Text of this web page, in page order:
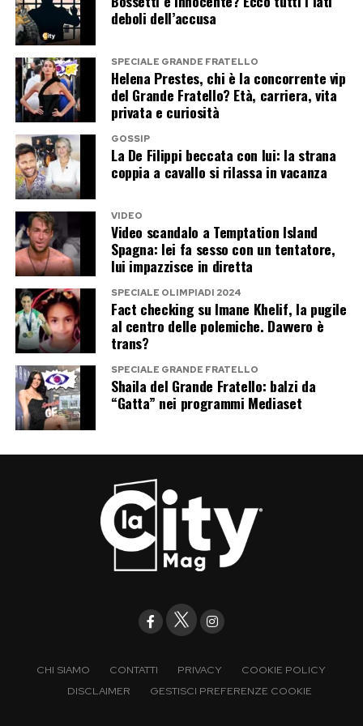
Un matrimonio italiano ancora top
secret
Gli elementi ufficiali, per ora, finiscono alle
pubblicazioni. La scelta della Toscana e la
celebrazione alla fine di settembre restano
indiscrezioni, sebbene riportate da diverse fonti.
La coppia non ha comunicato né la data precisa
né la location e sembra intenzionata a
proteggere il matrimonio dalla curiosità che
accompagna ogni sua apparizione.
Anche sull’abito Dove Cameron ha lasciato
trapelare soltanto qualche indicazione. In alcune
interviste ha spiegato di non desiderare un look
nuziale troppo tradizionale e di voler scegliere
qualcosa capace di rappresentarla davvero,
senza trasformare la cerimonia nell’ennesima
interpretazione costruita per il pubblico.
Tra pubblicazioni affisse, una possibile tenuta
toscana e una proposta arrivata nel momento
meno glamour possibile, il matrimonio tra la
star americana e il cantante romano promette di
deboli dell’accusa
SPECIALE GRANDE FRATELLO
Helena Prestes, chi è la concorrente vip
del Grande Fratello? Età, carriera, vita
privata e curiosità
GOSSIP
La De Filippi beccata con lui: la strana
coppia a cavallo si rilassa in vacanza
VIDEO
Video scandalo a Temptation Island
Spagna: lei fa sesso con un tentatore,
lui impazzisce in diretta
SPECIALE OLIMPIADI 2024
Fact checking su Imane Khelif, la pugile
al centro delle polemiche. Davvero è
trans?
SPECIALE GRANDE FRATELLO
Shaila del Grande Fratello: balzi da
“Gatta” nei programmi Mediaset
CHI SIAMO CONTATTI PRIVACY
COOKIE POLICY
DISCLAIMER
GESTISCI PREFERENZE COOKIE